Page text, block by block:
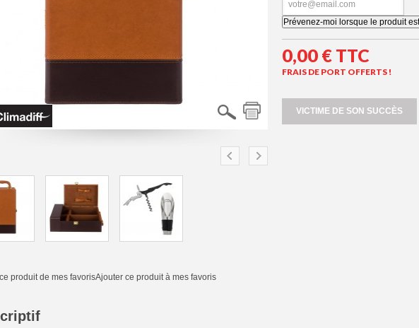
produit de mes favorisAjouter ce produit à mes favoris
Prévenez-moi lorsque le produit
0,00 € TTC
FRAIS DE PORT OFFERTS !
VICTIME DE SON SUCCÈS